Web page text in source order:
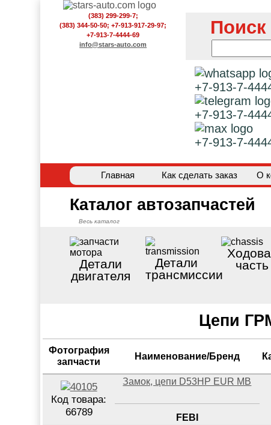
(383) 299-299-7;
(383) 344-50-50; +7-913-917-29-97;
+7-913-7-4444-69
info@stars-auto.com
Поиск
+7-913-7-
+7-913-7-
+7-913-7-
Главная Как сделать заказ О
Каталог автозапчастей
Весь каталог
Детали
двигателя
Детали
трансмиссии
часть
Цепи
Фотография
запчасти
Наименование/Бренд
Код товара:
66789
Замок, цепи D53HP EUR MB
FEBI